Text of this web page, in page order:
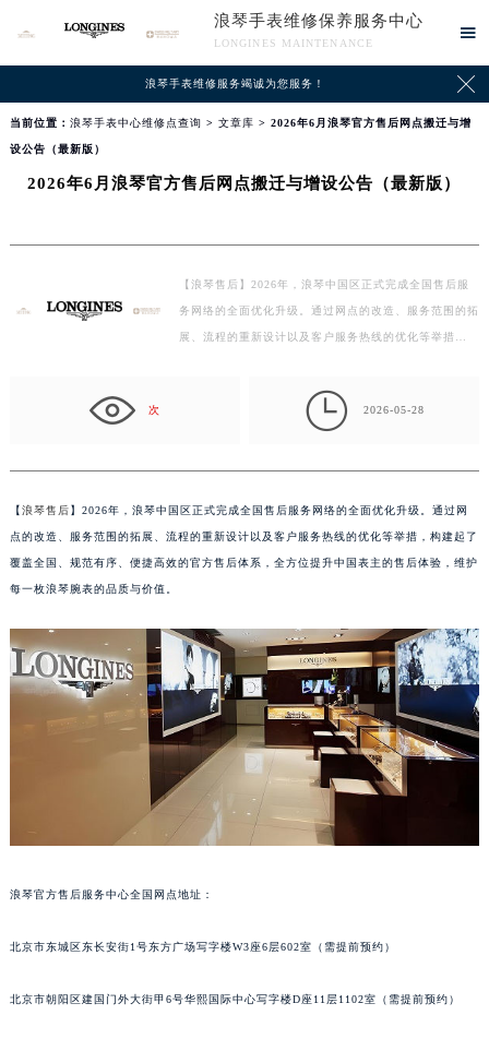
浪琴手表维修保养服务中心
LONGINES MAINTENANCE

浪琴手表维修服务竭诚为您服务！ 
当前位置： 浪琴手表中心维修点查询 > 文章库 > 2026年6月浪琴官方售后网点搬迁与增
设公告（最新版）
2026年6月浪琴官方售后网点搬迁与增设公告（最新版）
【浪琴售后】2026年，浪琴中国区正式完成全国售后服
务网络的全面优化升级。通过网点的改造、服务范围的拓
展、流程的重新设计以及客户服务热线的优化等举措…
次  2026-05-28
【浪琴售后】2026年，浪琴中国区正式完成全国售后服务网络的全面优化升级。通过网
点的改造、服务范围的拓展、流程的重新设计以及客户服务热线的优化等举措，构建起了
覆盖全国、规范有序、便捷高效的官方售后体系，全方位提升中国表主的售后体验，维护
每一枚浪琴腕表的品质与价值。
浪琴官方售后服务中心全国网点地址：
北京市东城区东长安街1号东方广场写字楼W3座6层602室（需提前预约）
北京市朝阳区建国门外大街甲6号华熙国际中心写字楼D座11层1102室（需提前预约）